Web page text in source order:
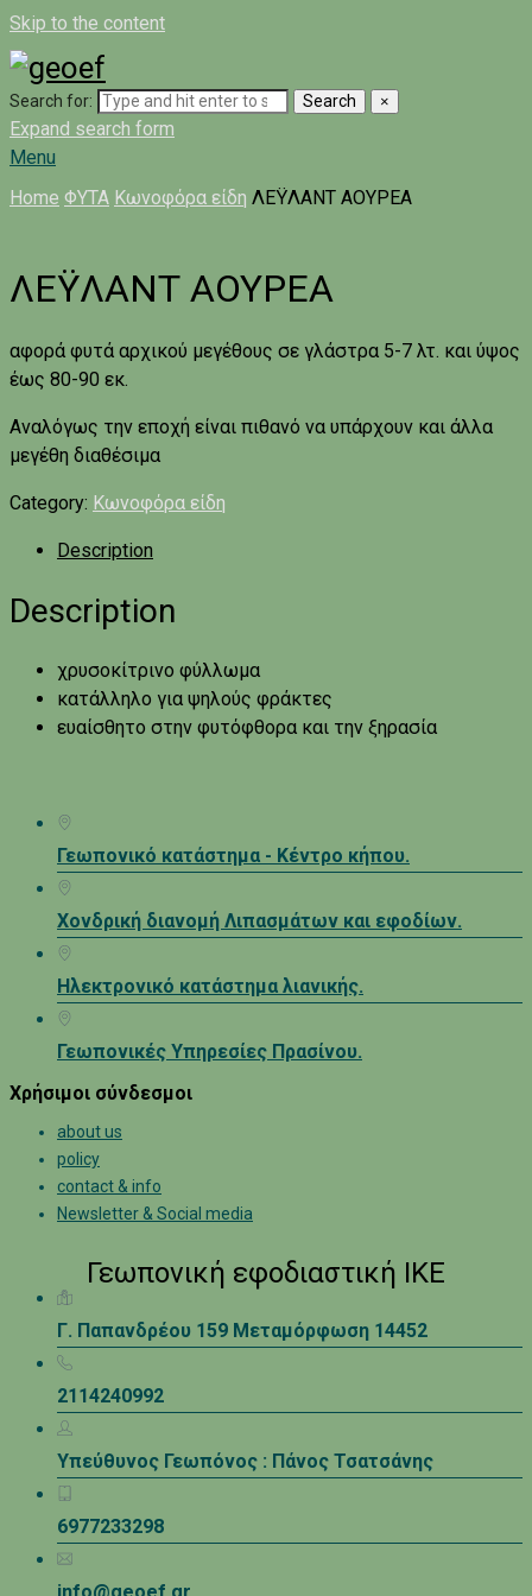
Skip to the content
Search for: Search ×
Expand search form
Menu
Home ΦΥΤΑ Κωνοφόρα είδη ΛΕΫΛΑΝΤ ΑΟΥΡΕΑ
ΛΕΫΛΑΝΤ ΑΟΥΡΕΑ
αφορά φυτά αρχικού μεγέθους σε γλάστρα 5-7 λτ. και ύψος
έως 80-90 εκ.
Αναλόγως την εποχή είναι πιθανό να υπάρχουν και άλλα
μεγέθη διαθέσιμα
Category: Κωνοφόρα είδη
Description
Description
χρυσοκίτρινο φύλλωμα
κατάλληλο για ψηλούς φράκτες
ευαίσθητο στην φυτόφθορα και την ξηρασία
Γεωπονικό κατάστημα - Κέντρο κήπου.
Χονδρική διανομή Λιπασμάτων και εφοδίων.
Ηλεκτρονικό κατάστημα λιανικής.
Γεωπονικές Υπηρεσίες Πρασίνου.
Χρήσιμοι σύνδεσμοι
about us
policy
contact & info
Newsletter & Social media
Γεωπονική εφοδιαστική ΙΚΕ
Γ. Παπανδρέου 159 Μεταμόρφωση 14452
2114240992
Υπεύθυνος Γεωπόνος : Πάνος Τσατσάνης
6977233298